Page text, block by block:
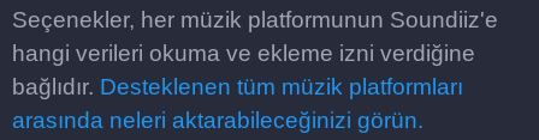
Seçenekler, her müzik platformunun Soundiiz'e
hangi verileri okuma ve ekleme izni verdiğine
bağlıdır. Desteklenen tüm müzik platformları
arasında neleri aktarabileceğinizi görün.